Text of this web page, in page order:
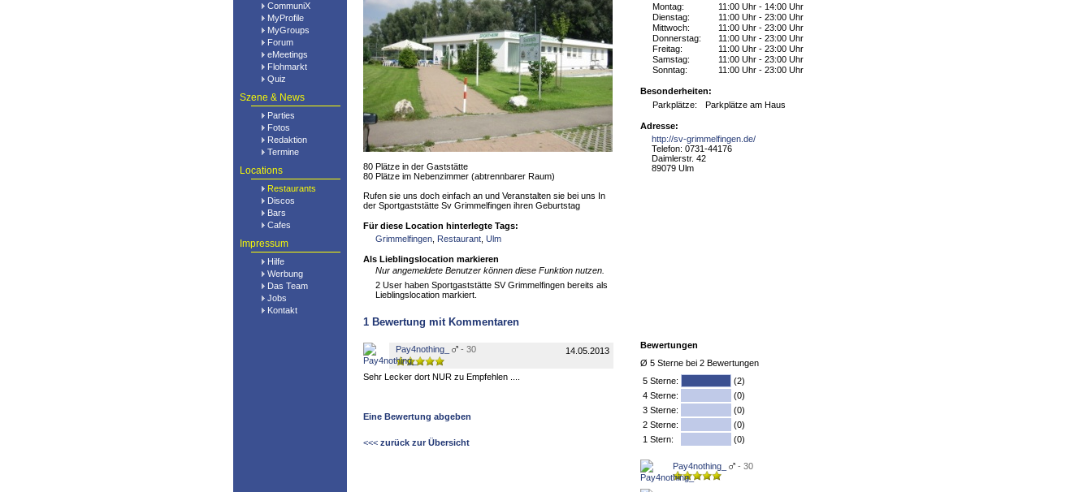
CommuniX
MyProfile
MyGroups
Forum
eMeetings
Flohmarkt
Quiz
Szene & News
Parties
Fotos
Redaktion
Termine
Locations
Restaurants
Discos
Bars
Cafes
Impressum
Hilfe
Werbung
Das Team
Jobs
Kontakt
Montag:
11:00 Uhr - 14:00 Uhr
Dienstag:
11:00 Uhr - 23:00 Uhr
Mittwoch:
11:00 Uhr - 23:00 Uhr
Donnerstag:
11:00 Uhr - 23:00 Uhr
Freitag:
11:00 Uhr - 23:00 Uhr
Samstag:
11:00 Uhr - 23:00 Uhr
Sonntag:
11:00 Uhr - 23:00 Uhr
Besonderheiten:
Parkplätze: Parkplätze am Haus
Adresse:
http://sv-grimmelfingen.de/
Telefon: 0731-44176
Daimlerstr. 42
89079 Ulm
Bewertungen
Ø 5 Sterne bei 2 Bewertungen
5 Sterne:
(2)
4 Sterne:
(0)
3 Sterne:
(0)
2 Sterne:
(0)
1 Stern:
(0)
Pay4nothing_ - 30
80 Plätze in der Gaststätte
80 Plätze im Nebenzimmer (abtrennbarer Raum)
Rufen sie uns doch einfach an und Veranstalten sie bei uns In
der Sportgaststätte Sv Grimmelfingen ihren Geburtstag
Für diese Location hinterlegte Tags:
Grimmelfingen Restaurant Ulm
Als Lieblingslocation markieren
Nur angemeldete Benutzer können diese Funktion nutzen.
2 User haben Sportgaststätte SV Grimmelfingen bereits als
Lieblingslocation markiert.
1 Bewertung mit Kommentaren
Pay4nothing_ - 30 14.05.2013
Sehr Lecker dort NUR zu Empfehlen ....
Eine Bewertung abgeben
<<< zurück zur Übersicht